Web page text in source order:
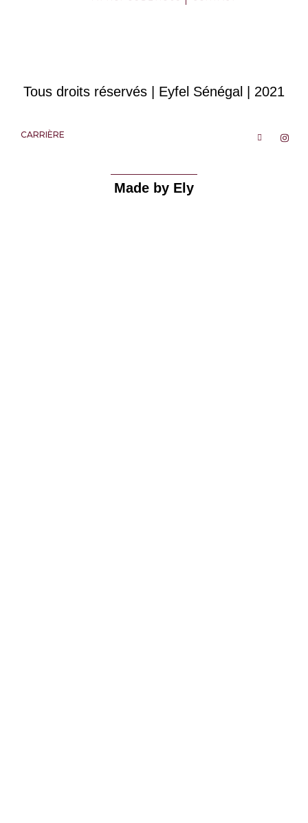
Tous droits réservés | Eyfel Sénégal | 2021
CARRIÈRE
Made by Ely